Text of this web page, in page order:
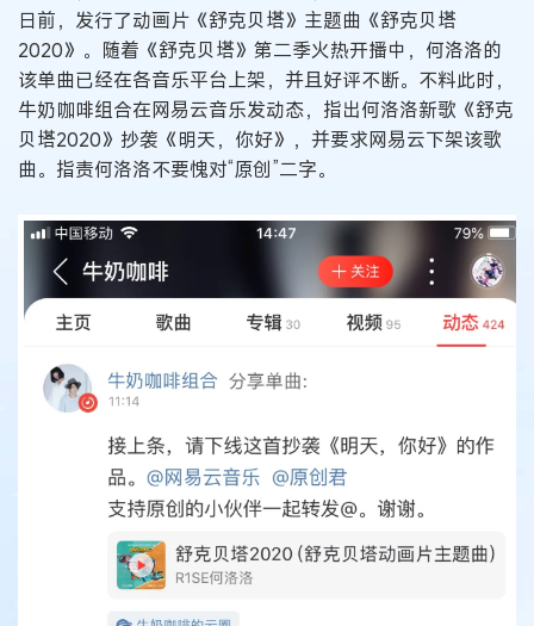
日前，发行了动画片《舒克贝塔》主题曲《舒克贝塔
2020》。随着《舒克贝塔》第二季火热开播中，何洛洛的
该单曲已经在各音乐平台上架，并且好评不断。不料此时，
牛奶咖啡组合在网易云音乐发动态，指出何洛洛新歌《舒克
贝塔2020》抄袭《明天，你好》，并要求网易云下架该歌
曲。指责何洛洛不要愧对“原创”二字。